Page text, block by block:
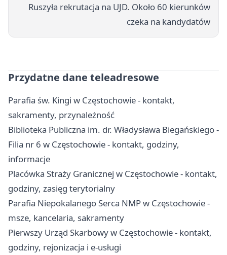
Ruszyła rekrutacja na UJD. Około 60 kierunków
czeka na kandydatów
Przydatne dane teleadresowe
Parafia św. Kingi w Częstochowie - kontakt,
sakramenty, przynależność
Biblioteka Publiczna im. dr. Władysława Biegańskiego -
Filia nr 6 w Częstochowie - kontakt, godziny,
informacje
Placówka Straży Granicznej w Częstochowie - kontakt,
godziny, zasięg terytorialny
Parafia Niepokalanego Serca NMP w Częstochowie -
msze, kancelaria, sakramenty
Pierwszy Urząd Skarbowy w Częstochowie - kontakt,
godziny, rejonizacja i e-usługi